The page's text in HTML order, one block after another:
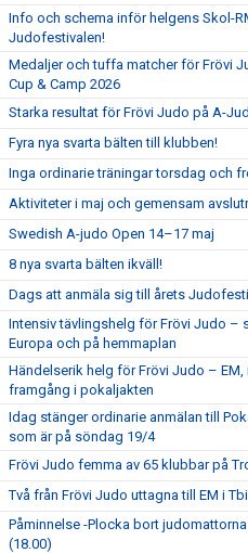
Info och schema inför helgens Skol-
Judofestivalen!
Medaljer och tuffa matcher för Frövi
Cup & Camp 2026
Starka resultat för Frövi Judo på A-
Fyra nya svarta bälten till klubben!
Inga ordinarie träningar torsdag och
Aktiviteter i maj och gemensam
Swedish A-judo Open 14–17 maj
8 nya svarta bälten ikväll!
Dags att anmäla sig till årets
Intensiv tävlingshelg för Frövi Judo –
Europa och på hemmaplan
Händelserik helg för Frövi Judo –
framgång i pokaljakten
Idag stänger ordinarie anmälan till
som är på söndag 19/4
Frövi Judo femma av 65 klubbar på
Två från Frövi Judo uttagna till EM i
Påminnelse -Plocka bort
(18.00)